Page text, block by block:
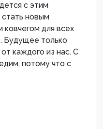
с этим
стать новым
для всех
Будущее только
каждого из нас. С
потому что с